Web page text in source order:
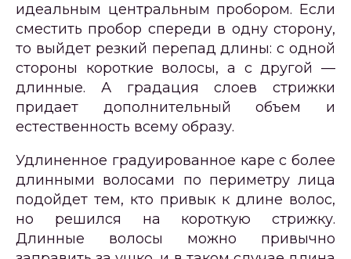
идеальным центральным пробором. Если
сместить пробор спереди в одну сторону,
то выйдет резкий перепад длины: с одной
стороны короткие волосы, а с другой —
длинные. А градация слоев стрижки
придает дополнительный объем и
естественность всему образу.
Удлиненное градуированное каре с более
длинными волосами по периметру лица
подойдет тем, кто привык к длине волос,
но решился на короткую стрижку.
Длинные волосы можно привычно